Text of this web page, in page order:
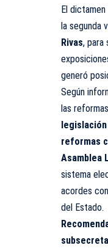
El
la segunda
Rivas, para
generó
Según
las
reformas
Asamblea
sistema
acordes
del Estado.